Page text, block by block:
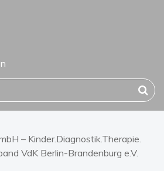
– Kinder.Diagnostik.Therapie.
VdK Berlin-Brandenburg e.V.